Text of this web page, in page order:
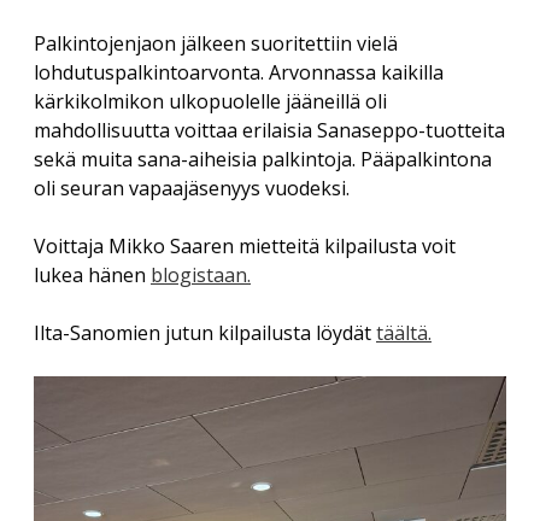
Palkintojenjaon jälkeen suoritettiin vielä
lohdutuspalkintoarvonta. Arvonnassa kaikilla
kärkikolmikon ulkopuolelle jääneillä oli
mahdollisuutta voittaa erilaisia Sanaseppo-tuotteita
sekä muita sana-aiheisia palkintoja. Pääpalkintona
oli seuran vapaajäsenyys vuodeksi.
Voittaja Mikko Saaren mietteitä kilpailusta voit
lukea hänen blogistaan.
Ilta-Sanomien jutun kilpailusta löydättäältä.